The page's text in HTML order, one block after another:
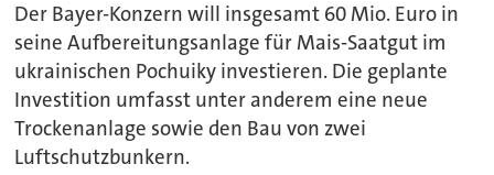
Der Bayer-Konzern will insgesamt 60 Mio. Euro in
seine Aufbereitungsanlage für Mais-Saatgut im
ukrainischen Pochuiky investieren. Die geplante
Investition umfasst unter anderem eine neue
Trockenanlage sowie den Bau von zwei
Luftschutzbunkern.